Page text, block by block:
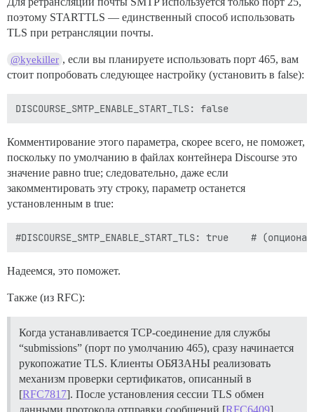
поэтому STARTTLS — единственный способ использовать
TLS при ретрансляции почты.
@kyekiller , если вы планируете использовать порт 465, вам
стоит попробовать следующее настройку (установить в false):
Комментирование этого параметра, скорее всего, не поможет,
поскольку по умолчанию в файлах контейнера Discourse это
значение равно true; следовательно, даже если
закомментировать эту строку, параметр останется
установленным в true:
Надеемся, это поможет.
Также (из RFC):
Когда устанавливается TCP-соединение для службы
“submissions” (порт по умолчанию 465), сразу начинается
рукопожатие TLS. Клиенты ОБЯЗАНЫ реализовать
механизм проверки сертификатов, описанный в
[RFC7817]. После установления сессии TLS обмен
данными протокола отправки сообщений [RFC6409]